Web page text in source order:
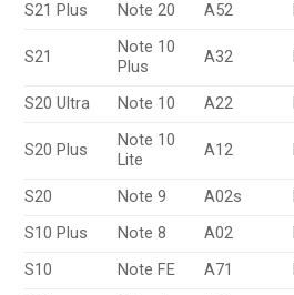
S21 Plus Note 20 A52
S21
Note 10
Plus
A32
S20 Ultra Note 10 A22
S20 Plus
Note 10
Lite
A12
S20 Note 9 A02s
S10 Plus
Note 8 A02
S10
Note FE A71